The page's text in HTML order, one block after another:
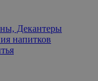
Декантеры
напитков